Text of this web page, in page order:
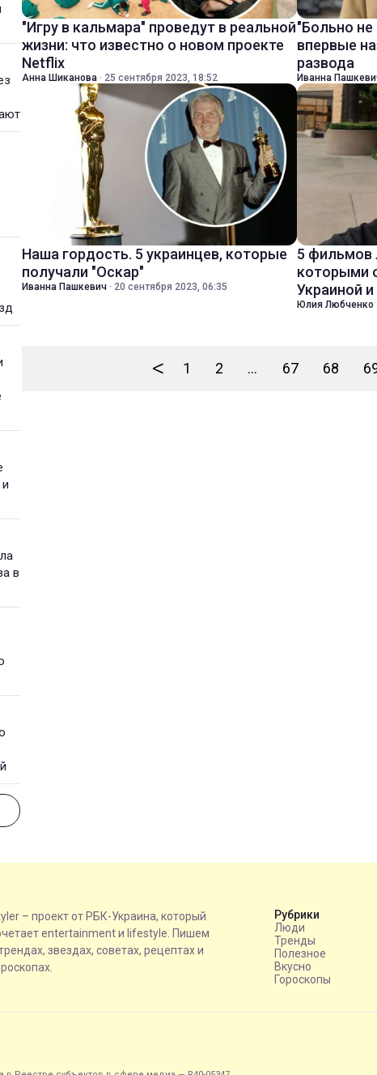
в
"Игру в кальмара" проведут в реальной
жизни: что известно о новом проекте
Netflix
Анна Шиканова · 25 сентября 2023, 18:52
"Больно
впервые
развода
Иванна
Наша гордость. 5 украинцев, которые
получали "Оскар"
Иванна Пашкевич · 20 сентября 2023, 06:35
5 фильмов
которыми
Украиной
Юлия Любченко ·
< 1 2 ... 67 68
– проект от РБК-Украина, который
entertainment и lifestyle. Пишем
звездах, советах, рецептах и
Рубрики
Люди
Тренды
Полезное
Вкусно
Гороскопы